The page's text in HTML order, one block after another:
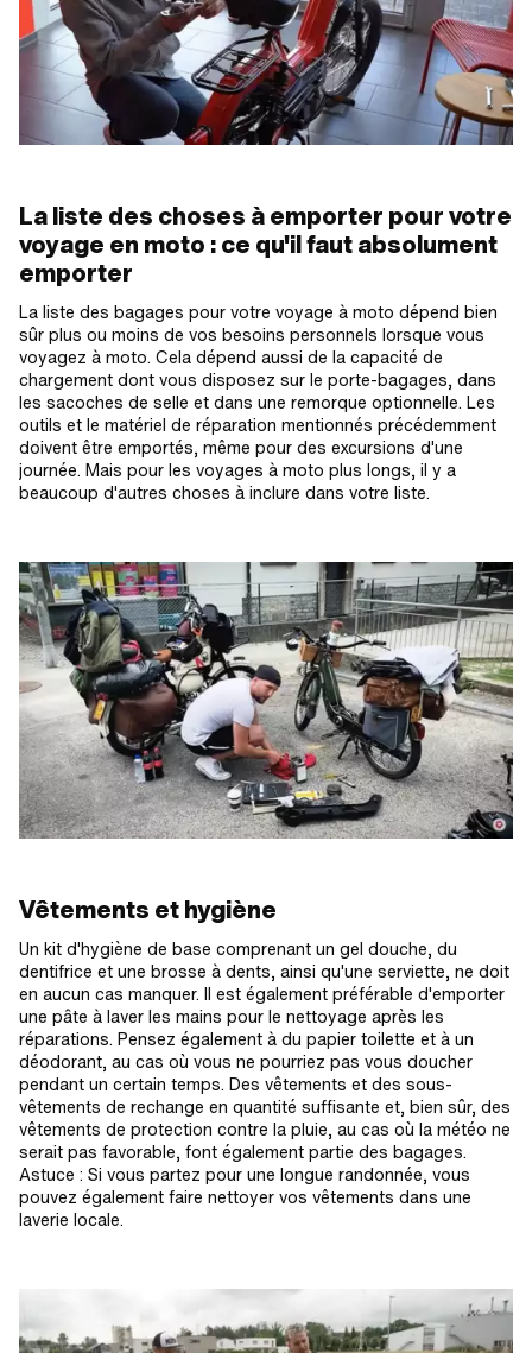
La liste des choses à emporter pour votre
voyage en moto : ce qu'il faut absolument
emporter
La liste des bagages pour votre voyage à moto dépend bien
sûr plus ou moins de vos besoins personnels lorsque vous
voyagez à moto. Cela dépend aussi de la capacité de
chargement dont vous disposez sur le porte-bagages, dans
les sacoches de selle et dans une remorque optionnelle. Les
outils et le matériel de réparation mentionnés précédemment
doivent être emportés, même pour des excursions d'une
journée. Mais pour les voyages à moto plus longs, il y a
beaucoup d'autres choses à inclure dans votre liste.
Vêtements et hygiène
Un kit d'hygiène de base comprenant un gel douche, du
dentifrice et une brosse à dents, ainsi qu'une serviette, ne doit
en aucun cas manquer. Il est également préférable d'emporter
une pâte à laver les mains pour le nettoyage après les
réparations. Pensez également à du papier toilette et à un
déodorant, au cas où vous ne pourriez pas vous doucher
pendant un certain temps. Des vêtements et des sous-
vêtements de rechange en quantité suffisante et, bien sûr, des
vêtements de protection contre la pluie, au cas où la météo ne
serait pas favorable, font également partie des bagages.
Astuce : Si vous partez pour une longue randonnée, vous
pouvez également faire nettoyer vos vêtements dans une
laverie locale.